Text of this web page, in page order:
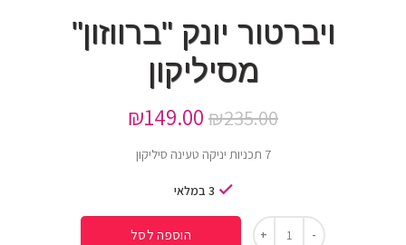
ויברטור יונק "ברווזון"
מסיליקון
₪235.00
₪149.00
7 תכניות יניקה טעינה סיליקון
3 במלאי
הוספה לסל